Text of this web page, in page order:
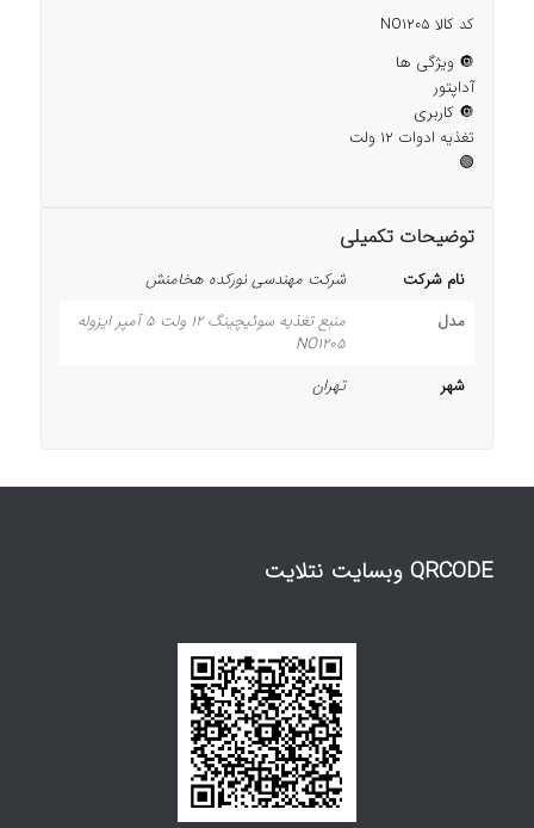
کد کالا NO1205
🔘 ویژگی ها
آداپتور
🔘 کاربری
تغذیه ادوات ۱۲ ولت
🟢
توضیحات تکمیلی
نام شرکت
شرکت مهندسی نورکده هخامنش
مدل
منبع تغذیه سوئیچینگ 12 ولت 5 آمپر ایزوله
NO1205
شهر
تهران
QRCODE وبسایت نتلایت